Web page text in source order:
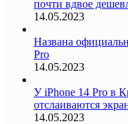
почти вдвое
14.05.2023
Названа
Pro
14.05.2023
У iPhone 14 Pro в
отслаиваются
14.05.2023